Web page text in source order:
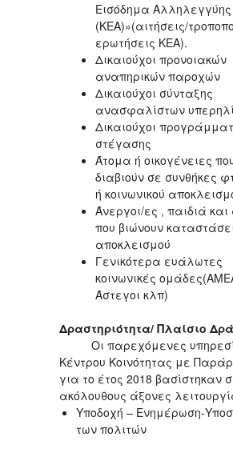
Εισόδημα Αλληλεγγύης
(ΚΕΑ)»(αιτήσεις/
ερωτήσεις ΚΕΑ).
Δικαιούχοι προνοιακών
αναπηρικών παροχών
Δικαιούχοι σύνταξης
ανασφαλίστων
Δικαιούχοι
στέγασης
Άτομα ή οικογένειες
διαβιούν σε συνθήκες
ή κοινωνικού
Άνεργοι/ες , παιδιά
που βιώνουν
αποκλεισμού
Γενικότερα ευάλωτες
κοινωνικές
Άστεγοι κλπ)
Δραστηριότητα/ Πλαίσιο
Οι παρεχόμενες
Κέντρου Κοινότητας με
για το έτος 2018 βασίστηκαν
ακόλουθους άξονες
Υποδοχή – Ενημέρωση-
των πολιτών